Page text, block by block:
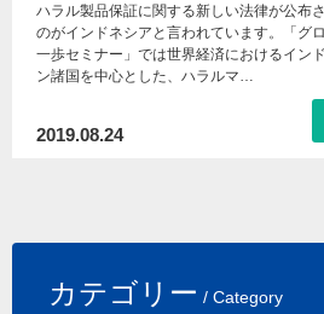
ハラル製品保証に関する新しい法律が公布
のがインドネシアと言われています。「グ
⼀歩セミナー」では世界経済におけるイン
ン諸国を中心とした、ハラルマ…
2019.08.24
カテゴリー / Category